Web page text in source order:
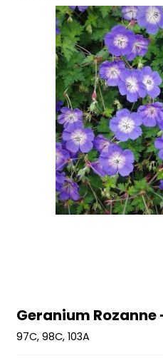
Geranium
97C, 98C, 103A